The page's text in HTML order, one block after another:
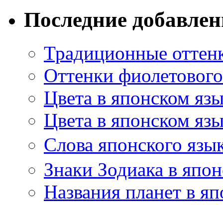
Последние
Традиционные
Оттенки
Цвета в японском
Цвета в японском
Слова японского
Знаки Зодиака в
Названия планет в